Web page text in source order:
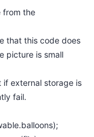
the
this code does
is small
external storage is
fail.